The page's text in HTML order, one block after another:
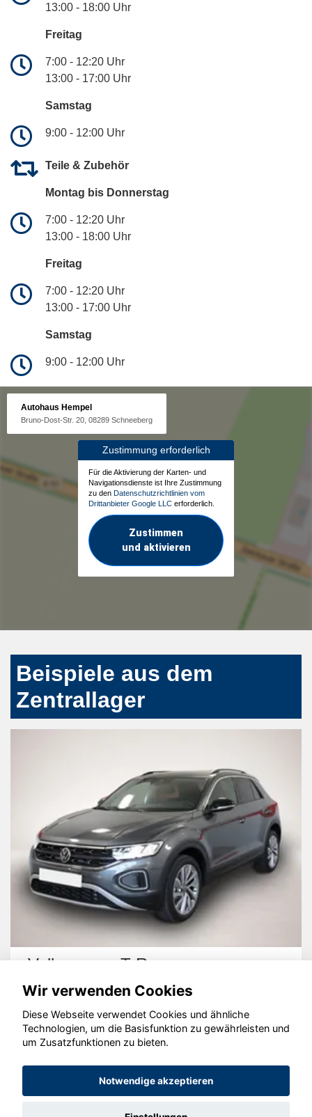
13:00 - 18:00 Uhr
Freitag
7:00 - 12:20 Uhr
13:00 - 17:00 Uhr
Samstag
9:00 - 12:00 Uhr
Teile & Zubehör
Montag bis Donnerstag
7:00 - 12:20 Uhr
13:00 - 18:00 Uhr
Freitag
7:00 - 12:20 Uhr
13:00 - 17:00 Uhr
Samstag
9:00 - 12:00 Uhr
Autohaus Hempel
Bruno-Dost-Str. 20, 08289 Schneeberg
Zustimmung erforderlich
Für die Aktivierung der Karten- und
Navigationsdienste ist Ihre Zustimmung
zu den Datenschutzrichtlinien vom
Drittanbieter Google LLC erforderlich.
Zustimmen
und aktivieren
Beispiele aus dem
Zentrallager
Volkswagen T-Roc
© konjunkturmotor.de GmbH 2020 - 2026
Wir verwenden Cookies
Diese Webseite verwendet Cookies und ähnliche
Technologien, um die Basisfunktion zu gewährleisten und
um Zusatzfunktionen zu bieten.
Notwendige akzeptieren